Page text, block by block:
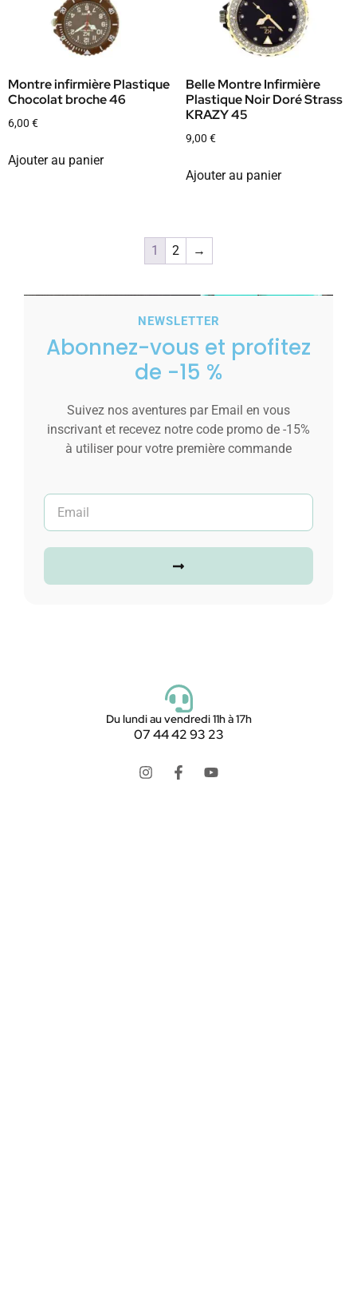
Montre infirmière Plastique
Chocolat broche 46
6,00 €
Ajouter au panier
Belle Montre Infirmière
Plastique Noir Doré Strass
KRAZY 45
9,00 €
Ajouter au panier
1 2 →
NEWSLETTER
Abonnez-vous et profitez
de -15 %
Suivez nos aventures par Email en vous
inscrivant et recevez notre code promo de -15%
à utiliser pour votre première commande
Du lundi au vendredi 11h à 17h
07 44 42 93 23